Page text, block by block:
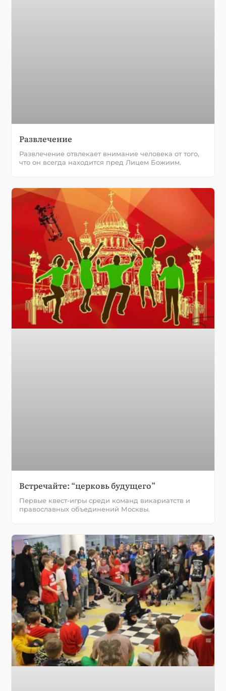
Развлечение
Развлечение отвлекает внимание человека от того,
что он всегда находится пред Лицем Божиим.
Встречайте: “церковь будущего”
Первые квест-игры среди команд викариатств и
православных объединений Москвы.